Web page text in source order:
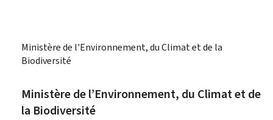
Ministère de l'Environnement, du Climat et de la
Biodiversité
Ministère de l’Environnement, du Climat et de
la Biodiversité